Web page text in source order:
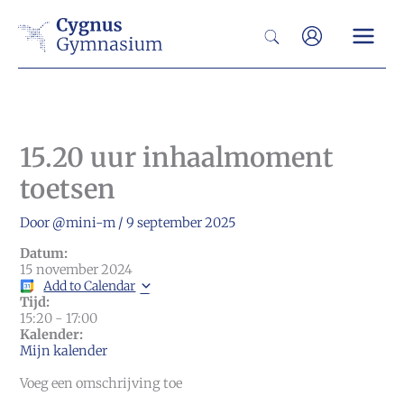
naar
Zoeken
15.20 uur inhaalmoment
toetsen
Door @mini-m /9 september 2025
Datum:
15 november 2024
Add to Calendar
Tijd:
15:20 - 17:00
Kalender:
Mijn kalender
Voeg een omschrijving toe